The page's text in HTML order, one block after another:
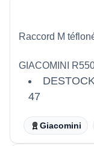
Raccord M
GIACOMINI
47
Giacomini